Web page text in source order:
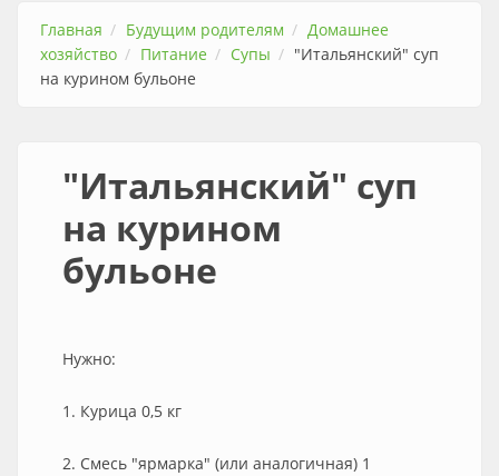
Главная Будущим родителям
Домашнее
хозяйство
Питание Супы
"Итальянский" суп
на курином бульоне
"Итальянский" суп
на курином
бульоне
Нужно:
1. Курица 0,5 кг
2. Смесь "ярмарка" (или аналогичная) 1